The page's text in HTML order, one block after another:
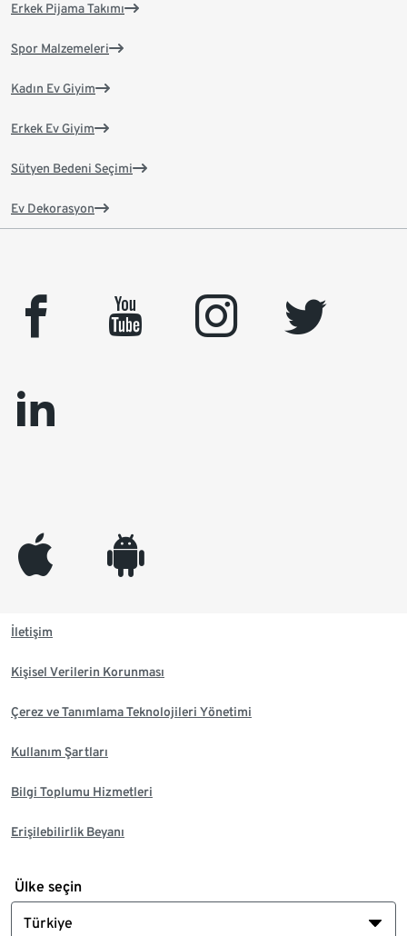
Erkek Pijama Takımı
Spor Malzemeleri
Kadın Ev Giyim
Erkek Ev Giyim
Sütyen Bedeni Seçimi
Ev Dekorasyon
facebook youtube instagram
twitter
linkedin
appleinc android
İletişim
Kişisel Verilerin Korunması
Çerez ve Tanımlama Teknolojileri Yönetimi
Kullanım Şartları
Bilgi Toplumu Hizmetleri
Erişilebilirlik Beyanı
Ülke seçin
Türkiye